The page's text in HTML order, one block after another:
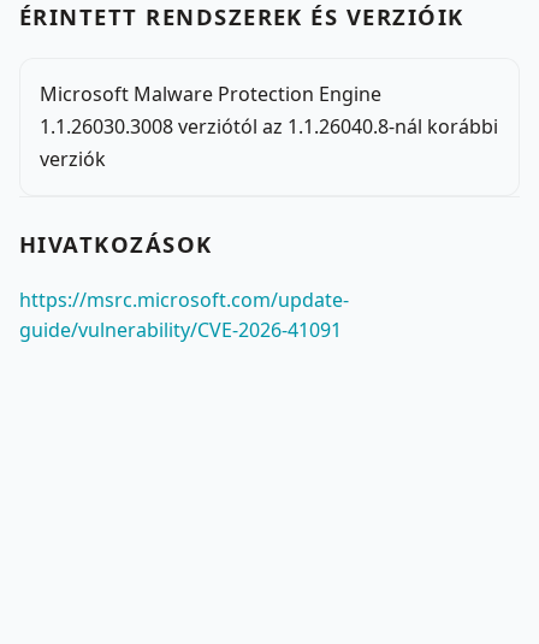
ÉRINTETT RENDSZEREK ÉS VERZIÓIK
Microsoft Malware Protection Engine
1.1.26030.3008 verziótól az 1.1.26040.8-nál korábbi
verziók
HIVATKOZÁSOK
https://msrc.microsoft.com/update-
guide/vulnerability/CVE-2026-41091